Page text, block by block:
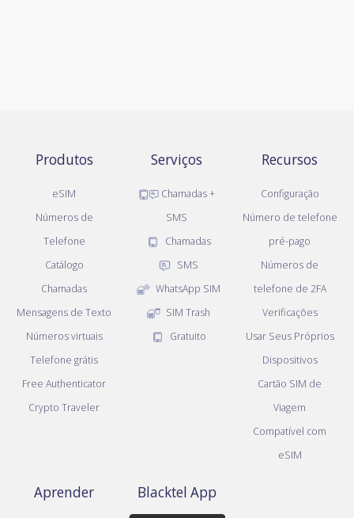
Produtos
eSIM
Números de
Telefone
Catálogo
Chamadas
Mensagens de Texto
Números virtuais
Telefone grátis
Free Authenticator
Crypto Traveler
Serviços
Chamadas +
SMS
Chamadas
SMS
WhatsApp SIM
SIM Trash
Gratuito
Recursos
Configuração
Número de telefone
pré-pago
Números de
telefone de 2FA
Verificações
Usar Seus Próprios
Dispositivos
Cartão SIM de
Viagem
Compatível com
eSIM
Aprender Blacktel App